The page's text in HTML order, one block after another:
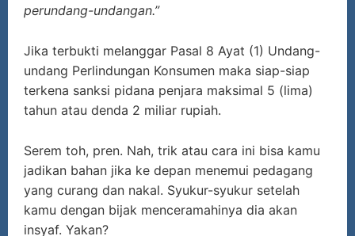
perundang-undangan.”
Jika terbukti melanggar Pasal 8 Ayat (1) Undang-
undang Perlindungan Konsumen maka siap-siap
terkena sanksi pidana penjara maksimal 5 (lima)
tahun atau denda 2 miliar rupiah.
Serem toh, pren. Nah, trik atau cara ini bisa kamu
jadikan bahan jika ke depan menemui pedagang
yang curang dan nakal. Syukur-syukur setelah
kamu dengan bijak menceramahinya dia akan
insyaf. Yakan?